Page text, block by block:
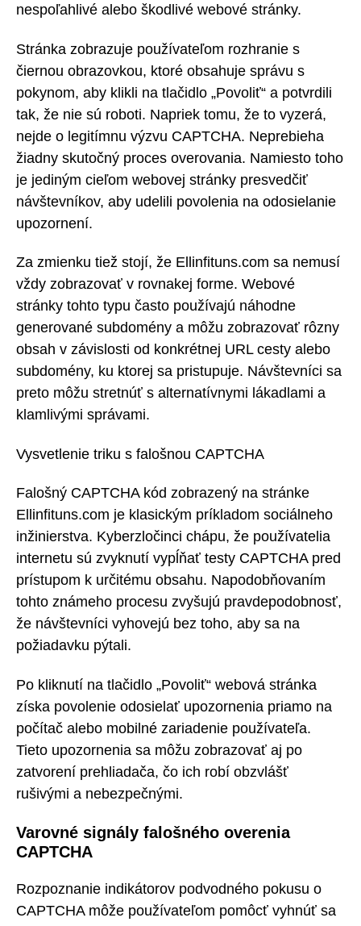
nespoľahlivé alebo škodlivé webové stránky.
Stránka zobrazuje používateľom rozhranie s
čiernou obrazovkou, ktoré obsahuje správu s
pokynom, aby klikli na tlačidlo „Povoliť“ a potvrdili
tak, že nie sú roboti. Napriek tomu, že to vyzerá,
nejde o legitímnu výzvu CAPTCHA. Neprebieha
žiadny skutočný proces overovania. Namiesto toho
je jediným cieľom webovej stránky presvedčiť
návštevníkov, aby udelili povolenia na odosielanie
upozornení.
Za zmienku tiež stojí, že Ellinfituns.com sa nemusí
vždy zobrazovať v rovnakej forme. Webové
stránky tohto typu často používajú náhodne
generované subdomény a môžu zobrazovať rôzny
obsah v závislosti od konkrétnej URL cesty alebo
subdomény, ku ktorej sa pristupuje. Návštevníci sa
preto môžu stretnúť s alternatívnymi lákadlami a
klamlivými správami.
Vysvetlenie triku s falošnou CAPTCHA
Falošný CAPTCHA kód zobrazený na stránke
Ellinfituns.com je klasickým príkladom sociálneho
inžinierstva. Kyberzločinci chápu, že používatelia
internetu sú zvyknutí vypĺňať testy CAPTCHA pred
prístupom k určitému obsahu. Napodobňovaním
tohto známeho procesu zvyšujú pravdepodobnosť,
že návštevníci vyhovejú bez toho, aby sa na
požiadavku pýtali.
Po kliknutí na tlačidlo „Povoliť“ webová stránka
získa povolenie odosielať upozornenia priamo na
počítač alebo mobilné zariadenie používateľa.
Tieto upozornenia sa môžu zobrazovať aj po
zatvorení prehliadača, čo ich robí obzvlášť
rušivými a nebezpečnými.
Varovné signály falošného overenia
CAPTCHA
Rozpoznanie indikátorov podvodného pokusu o
CAPTCHA môže používateľom pomôcť vyhnúť sa